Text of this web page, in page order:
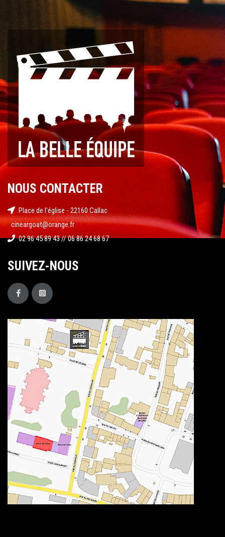
NOUS CONTACTER
Place de l'église - 22160 Callac
cineargoat@orange.fr
02 96 45 89 43 // 06 86 24 68 67
SUIVEZ-NOUS